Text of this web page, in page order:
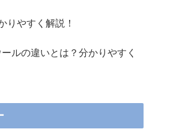
りやすく解説！
ルの違いとは？分かりやすく